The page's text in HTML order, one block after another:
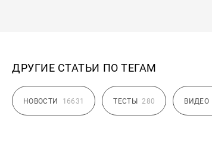
ДРУГИЕ СТАТЬИ ПО ТЕГАМ
НОВОСТИ 16631 ТЕСТЫ 280 ВИДЕО